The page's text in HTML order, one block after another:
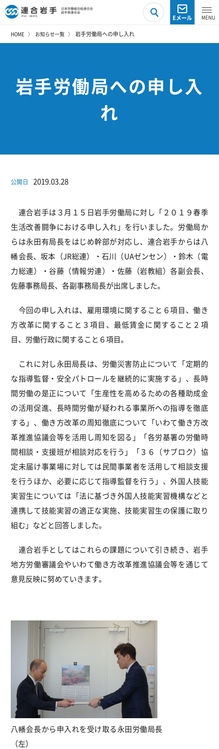
Eメール
HOME お知らせ一覧 岩手労働局への申し入れ
岩手労働局への申し入
れ
公開日 2019.03.28
連合岩手は３月１５日岩手労働局に対し「２０１９春季
生活改善闘争における申し入れ」を行いました。労働局か
らは永田有局長をはじめ幹部が対応し、連合岩手からは八
幡会長、坂本（JR総連）・石川（UAゼンセン）・鈴木（電
力総連）・谷藤（情報労連）・佐藤（岩教組）各副会長、
佐藤事務局長、各副事務局長が出席しました。
今回の申し入れは、雇用環境に関すること６項目、働き
方改革に関すること３項目、最低賃金に関すること２項
目、労働行政に関すること６項目。
これに対し永田局長は、労働災害防止について「定期的
な指導監督・安全パトロールを継続的に実施する」、長時
間労働の是正について「生産性を高めるための各種助成金
の活用促進、長時間労働が疑われる事業所への指導を徹底
する」、働き方改革の周知徹底について「いわて働き方改
革推進協議会等を活用し周知を図る」「各労基署の労働時
間相談・支援班が相談対応を行う」「３６（サブロク）協
定未届け事業場に対しては民間事業者を活用して相談支援
を行うほか、必要に応じて指導監督を行う」、外国人技能
実習生については「法に基づき外国人技能実習機構などと
連携して技能実習の適正な実施、技能実習生の保護に取り
組む」などと回答しました。
連合岩手としてはこれらの課題について引き続き、岩手
地方労働審議会やいわて働き方改革推進協議会等を通じて
意見反映に努めていきます。
八幡会長から申入れを受け取る永田労働局長
（左）